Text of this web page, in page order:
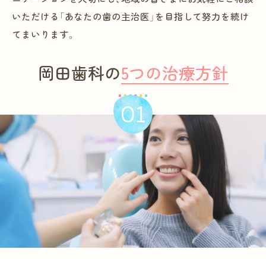
いただける「あなたの歯の主治医」を目指して努力を続け
てまいります。
岡田歯科の5つの治療方針
01